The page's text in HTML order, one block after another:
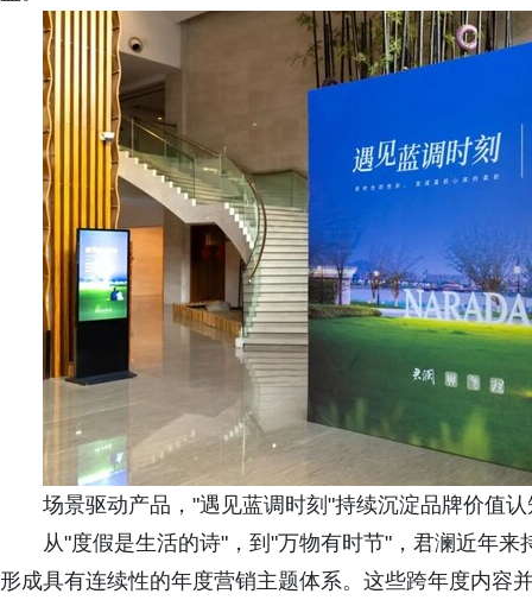
场景驱动产品，"遇见蓝调时刻"持续沉淀品牌价值认
从"度假是生活的诗"，到"万物有时节"，君澜近年
形成具有连续性的年度营销主题体系。这些跨年度内容